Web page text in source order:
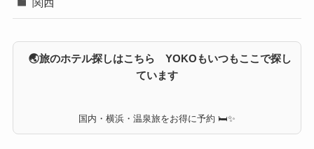
🌏旅のホテル探しはこちら YOKOもいつもここで探し
ています